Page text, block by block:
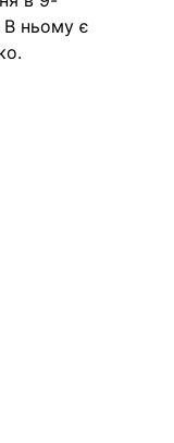
ньому є